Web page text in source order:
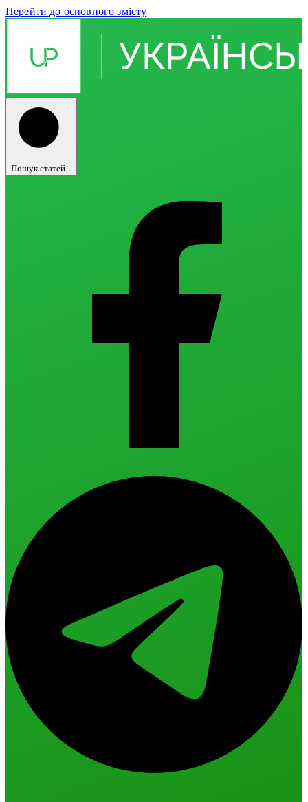
Перейти до основного змісту
Пошук статей...